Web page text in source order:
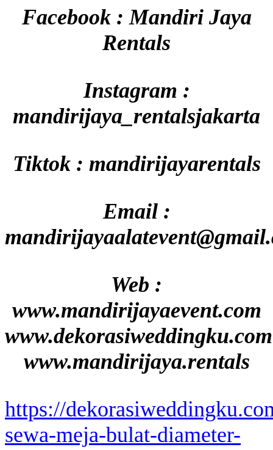
Facebook : Mandiri Jaya
Rentals
Instagram :
mandirijaya_rentalsjakarta
Tiktok : mandirijayarentals
Email :
Web :
www.mandirijayaevent.com
www.dekorasiweddingku.com
www.mandirijaya.rentals
https://
sewa-meja-bulat-diameter-